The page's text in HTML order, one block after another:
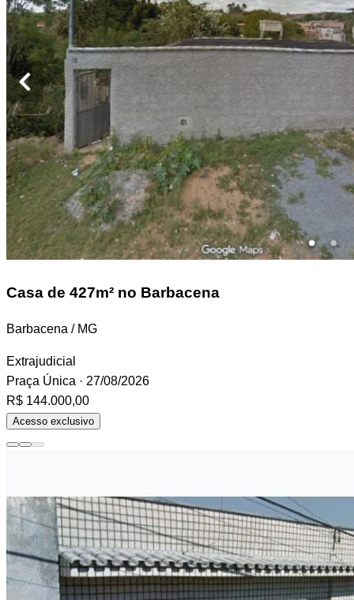
Casa de 427m² no Barbacena
Barbacena / MG
Extrajudicial
Praça Única · 27/08/2026
R$ 144.000,00
Acesso exclusivo